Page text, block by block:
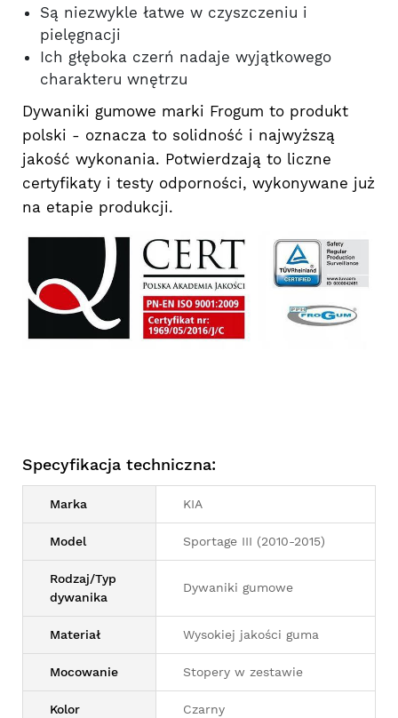
Są niezwykle łatwe w czyszczeniu i
pielęgnacji
Ich głęboka czerń nadaje wyjątkowego
charakteru wnętrzu
Dywaniki gumowe marki Frogum to produkt
polski - oznacza to solidność i najwyższą
jakość wykonania. Potwierdzają to liczne
certyfikaty i testy odporności, wykonywane już
na etapie produkcji.
Specyfikacja techniczna:
Marka KIA
Model Sportage III (2010-2015)
Rodzaj/Typ
dywanika
Dywaniki gumowe
Materiał Wysokiej jakości guma
Mocowanie Stopery w zestawie
Kolor Czarny